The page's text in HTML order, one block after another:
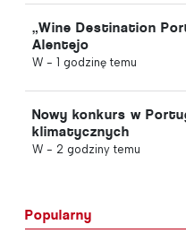
„Wine Destination
Alentejo
W - 1 godzinę temu
Nowy konkurs w
klimatycznych
W - 2 godziny temu
Popularny